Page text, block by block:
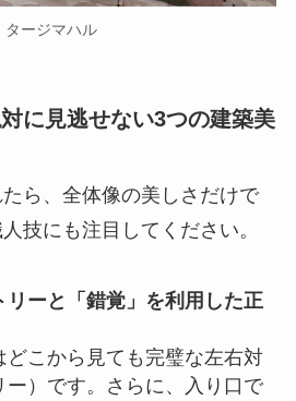
タージマハル
に見逃せない3つの建築美
ら、全体像の美しさだけで
技にも注目してください。
リーと「錯覚」を利用した正
どこから見ても完璧な左右対
ー）です。さらに、入り口で